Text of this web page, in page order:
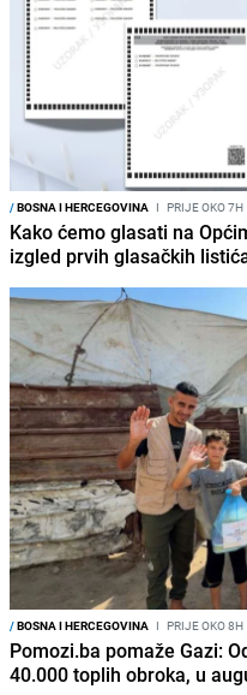
/BOSNA I HERCEGOVINA I PRIJE OKO 7H
Kako ćemo glasati na
izgled prvih glasačkih
/BOSNA I HERCEGOVINA I PRIJE OKO 8H
Pomozi.ba pomaže Gazi:
40.000 toplih obroka, u